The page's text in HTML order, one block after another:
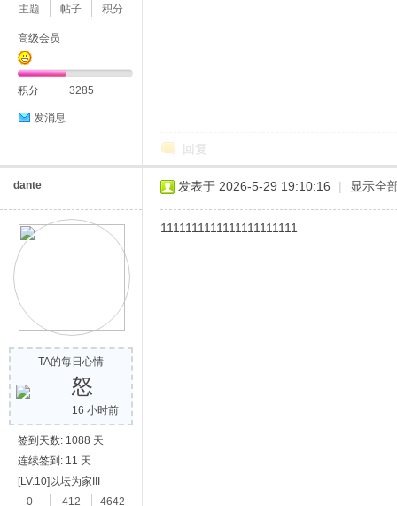
主题
帖子
积分
高级会员
积分 3285
发消息
回复
dante
TA的每日心情
怒
16 小时前
签到天数: 1088 天
连续签到: 11 天
[LV.10]以坛为家III
0
412 4642
发表于 2026-5-29 19:10:16 | 显示全
1111111111111111111111